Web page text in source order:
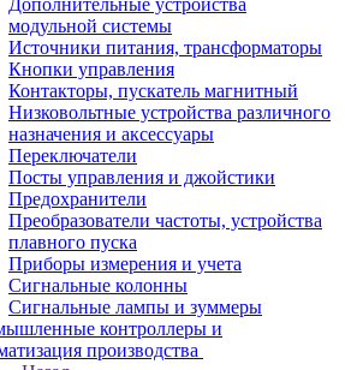
Дополнительные устройства
модульной системы
Источники питания, трансформаторы
Кнопки управления
Контакторы, пускатель магнитный
Низковольтные устройства различного
назначения и аксессуары
Переключатели
Посты управления и джойстики
Предохранители
Преобразователи частоты, устройства
плавного пуска
Приборы измерения и учета
Сигнальные колонны
Сигнальные лампы и зуммеры
контроллеры и
производства